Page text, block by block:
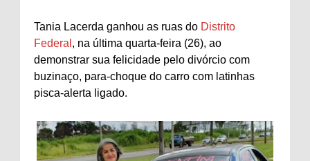
Tania Lacerda ganhou as ruas do Distrito
Federal , na última quarta-feira (26), ao
demonstrar sua felicidade pelo divórcio com
buzinaço, para-choque do carro com latinhas
pisca-alerta ligado.